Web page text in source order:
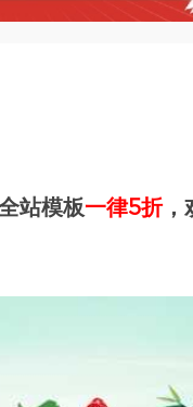
站模板一律5折，